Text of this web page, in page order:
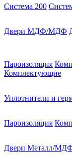
Система 200
Двери МДФ/МДФ
Пароизоляция
Комплектующие
Уплотнители и
Пароизоляция
Двери Металл/